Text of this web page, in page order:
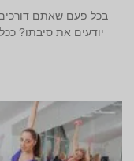
בכל פעם שאתם
יודעים את סיבתו?